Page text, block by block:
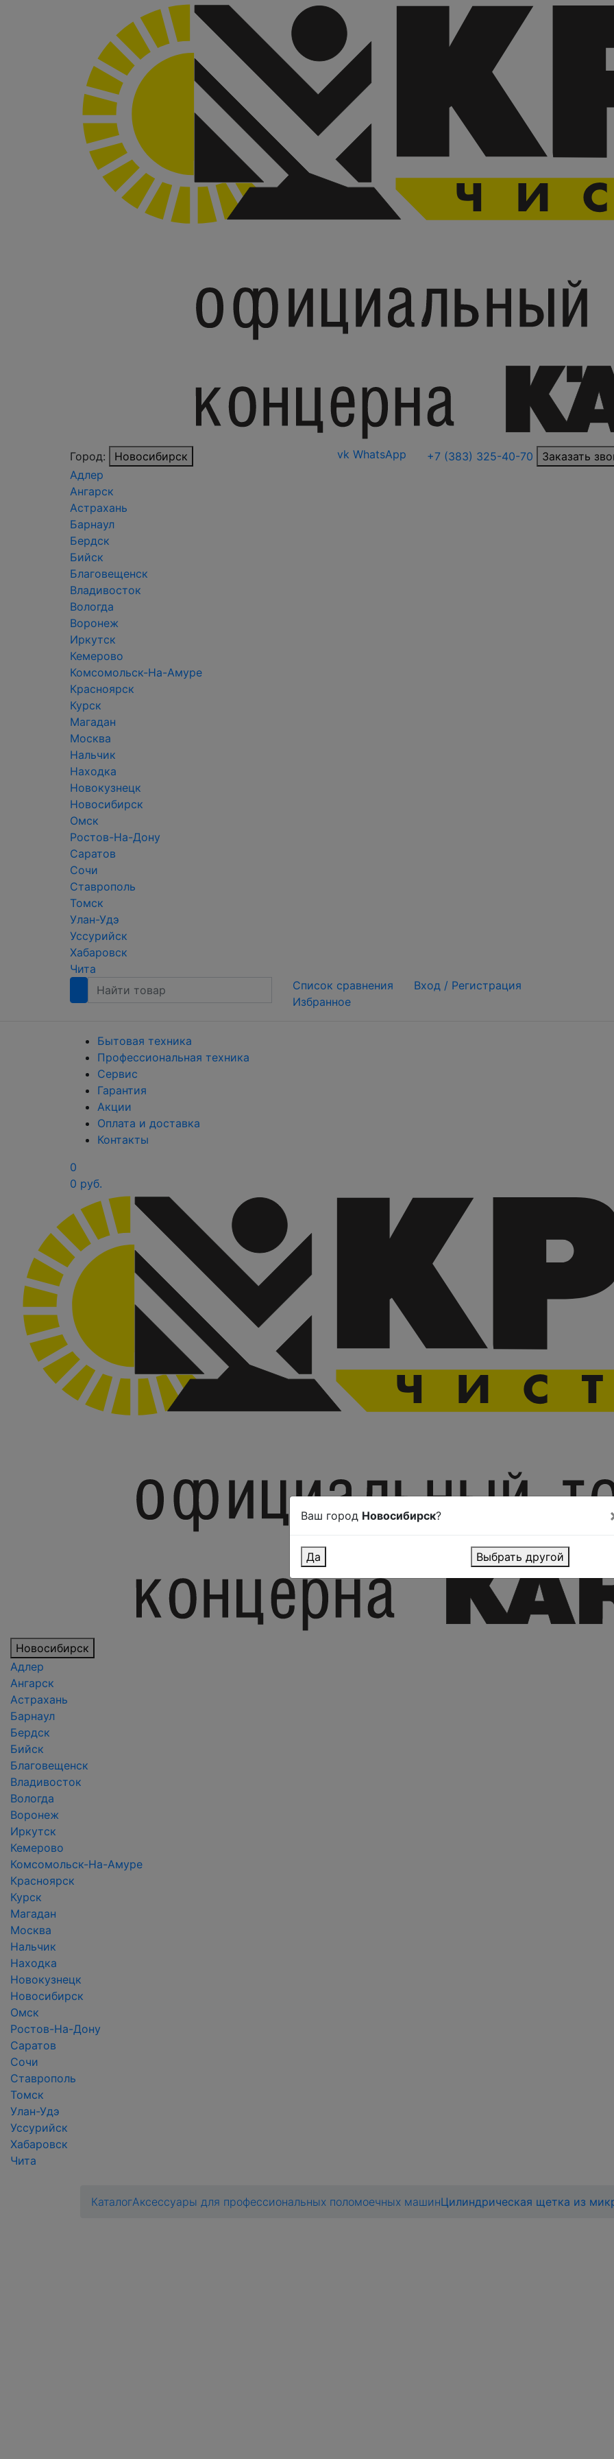
Город:
Новосибирск
Адлер
Ангарск
Астрахань
Барнаул
Бердск
Бийск
Благовещенск
Владивосток
Вологда
Воронеж
Иркутск
Кемерово
Комсомольск-На-Амуре
Красноярск
Курск
Магадан
Москва
Нальчик
Находка
Новокузнецк
Новосибирск
Омск
Ростов-На-Дону
Саратов
Сочи
Ставрополь
Томск
Улан-Удэ
Уссурийск
Хабаровск
Чита
vk WhatsApp +7 (383) 325-40-70 Заказать
Список сравнения
Избранное
Вход / Регистрация
Бытовая техника
Профессиональная техника
Сервис
Гарантия
Акции
Оплата и доставка
Контакты
0
0 руб.
Новосибирск
Адлер
Ангарск
Астрахань
Барнаул
Бердск
Бийск
Благовещенск
Владивосток
Вологда
Воронеж
Иркутск
Кемерово
Комсомольск-На-Амуре
Красноярск
Курск
Магадан
Москва
Нальчик
Находка
Новокузнецк
Новосибирск
Омск
Ростов-На-Дону
Саратов
Сочи
Ставрополь
Томск
Улан-Удэ
Уссурийск
Хабаровск
Чита
КаталогАксессуары для профессиональных поломоечных машинЦилиндрическая щетка из
Ваш город Новосибирск?
Да Выбрать другой